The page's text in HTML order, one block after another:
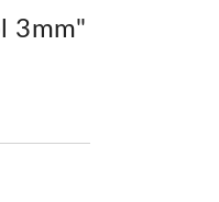
3mm"